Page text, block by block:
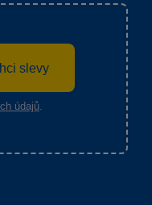
slevy
údajů